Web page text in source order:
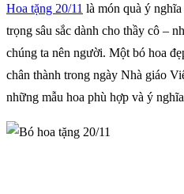
Hoa tặng 20/11 là món quà ý
trọng sâu sắc dành cho thầy cô –
chúng ta nên người. Một bó hoa
chân thành trong ngày Nhà giáo
những mẫu hoa phù hợp và ý